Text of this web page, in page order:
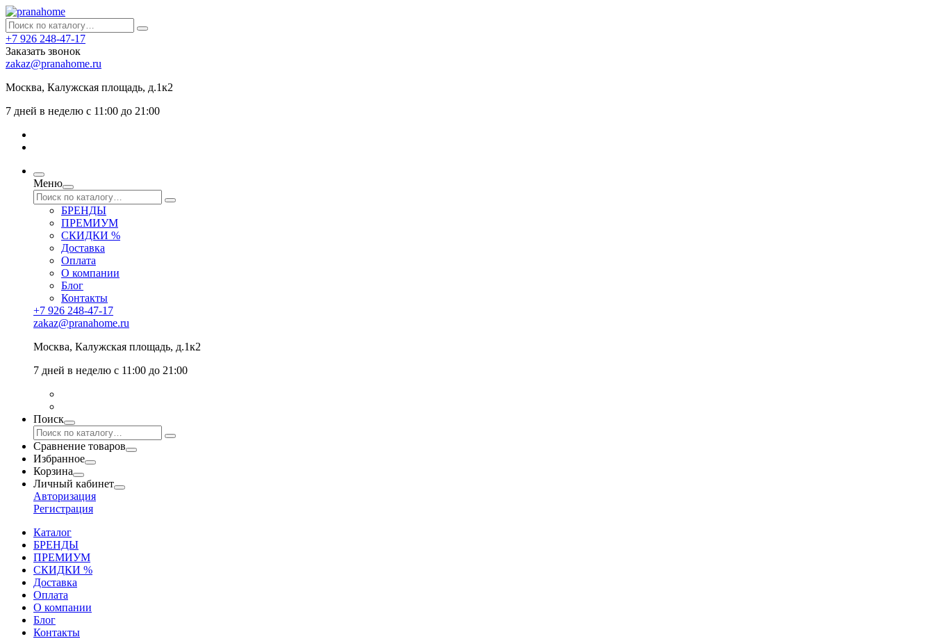
+7 926 248-47-17
Заказать звонок
zakaz@pranahome.ru
Москва, Калужская площадь, д.1к2
7 дней в неделю с 11:00 до 21:00
Меню
БРЕНДЫ
ПРЕМИУМ
СКИДКИ %
Доставка
Оплата
О компании
Блог
Контакты
+7 926 248-47-17
zakaz@pranahome.ru
Москва, Калужская площадь, д.1к2
7 дней в неделю с 11:00 до 21:00
Поиск
Сравнение товаров
Избранное
Корзина
Личный кабинет
Авторизация
Регистрация
Каталог
БРЕНДЫ
ПРЕМИУМ
СКИДКИ %
Доставка
Оплата
О компании
Блог
Контакты